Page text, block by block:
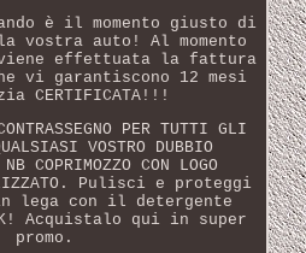
è il momento giusto di
vostra auto! Al momento
effettuata la fattura
vi garantiscono 12 mesi
CERTIFICATA!!!
PER TUTTI GLI
VOSTRO DUBBIO
COPRIMOZZO CON LOGO
Pulisci e proteggi
lega con il detergente
Acquistalo qui in super
promo.